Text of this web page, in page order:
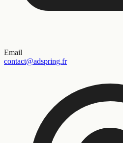
Email
contact@adspring.fr